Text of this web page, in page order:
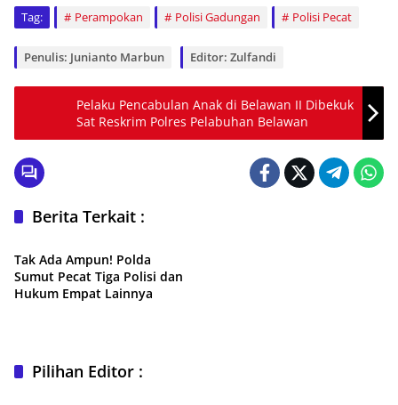
Tag: Perampokan Polisi Gadungan Polisi Pecat
Penulis: Junianto Marbun Editor: Zulfandi
Pelaku Pencabulan Anak di Belawan II Dibekuk
Sat Reskrim Polres Pelabuhan Belawan
Berita Terkait :
Hukum & Kriminal
Tak Ada Ampun! Polda
Sumut Pecat Tiga Polisi dan
Hukum Empat Lainnya
Pilihan Editor :